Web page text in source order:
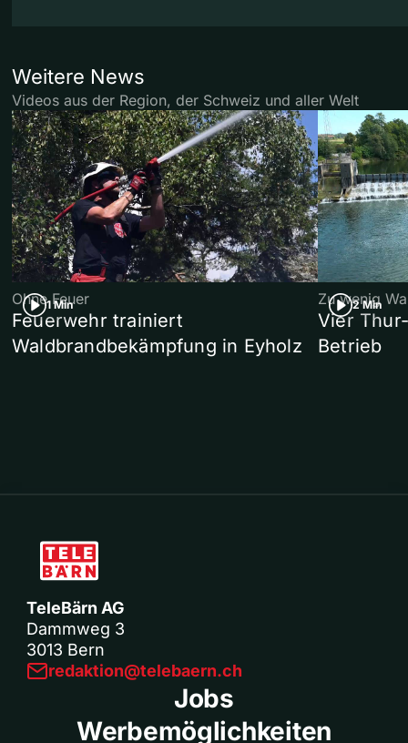
Weitere News
Videos aus der Region, der Schweiz und aller Welt
1 Min
Ohne Feuer
Feuerwehr trainiert
Waldbrandbekämpfung in Eyholz
2 Min
Zu wenig
Vier
Betrieb
TeleBärn AG
Dammweg 3
3013 Bern
redaktion@telebaern.ch
Jobs
Werbemöglichkeiten